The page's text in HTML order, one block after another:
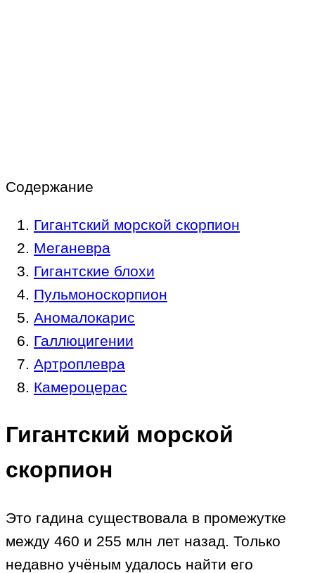
Содержание
Гигантский морской скорпион
Меганевра
Гигантские блохи
Пульмоноскорпион
Аномалокарис
Галлюцигении
Артроплевра
Камероцерас
Гигантский морской
скорпион
Это гадина существовала в промежутке
между 460 и 255 млн лет назад. Только
недавно учёным удалось найти его